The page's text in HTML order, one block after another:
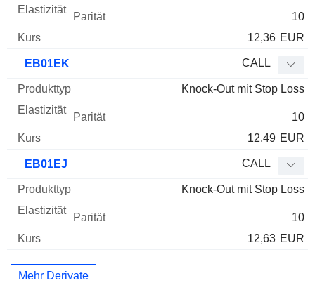
10
12,36 EUR
EB01EK CALL
Knock-Out mit Stop Loss
10
12,49 EUR
EB01EJ CALL
Knock-Out mit Stop Loss
10
12,63 EUR
Mehr Derivate